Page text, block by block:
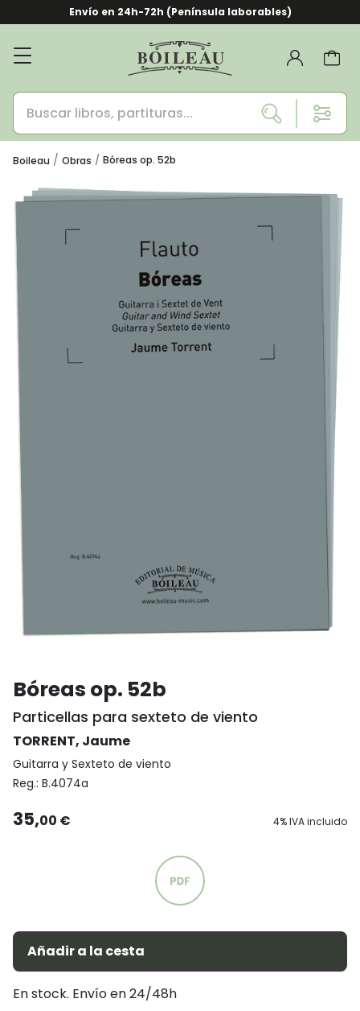
Envío en 24h-72h (Península laborables)
Boileau Obras Bóreas op. 52b
Bóreas op. 52b
Particellas para sexteto de viento
TORRENT, Jaume
Guitarra y Sexteto de viento
Reg.: B.4074a
35,00 € 4% IVA incluido
Añadir a la cesta
En stock. Envío en 24/48h